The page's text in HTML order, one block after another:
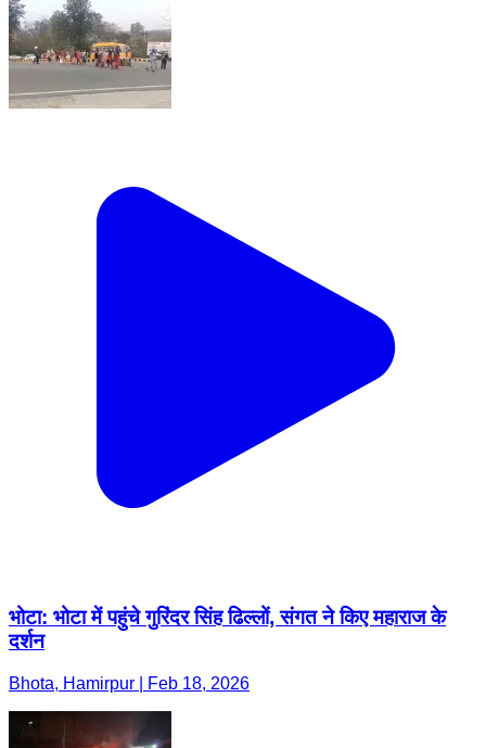
भोटा: भोटा में पहुंचे गुरिंदर सिंह ढिल्लों, संगत ने किए महाराज के
दर्शन
Bhota, Hamirpur | Feb 18, 2026